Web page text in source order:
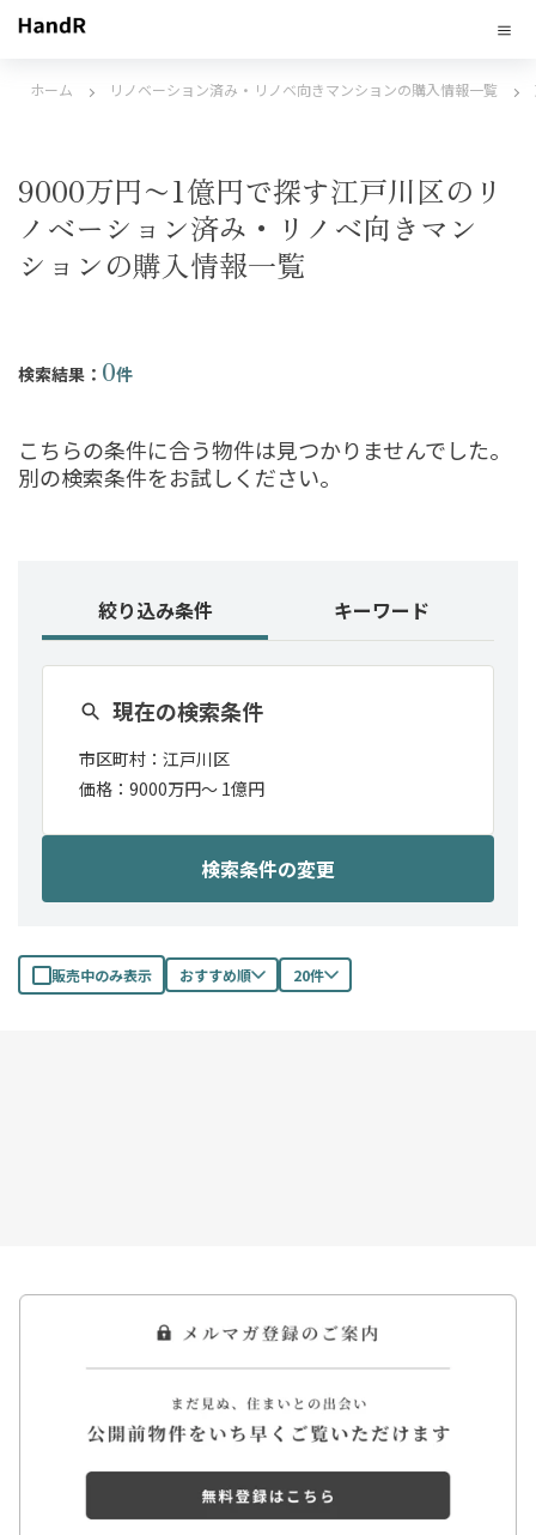
ホーム リノベーション済み・リノベ向きマンションの購入情報一覧
9000万円〜1億円で探す江戸川区のリ
ノベーション済み・リノベ向きマン
ションの購入情報一覧
検索結果： 0件
こちらの条件に合う物件は見つかりませんでした。
別の検索条件をお試しください。
絞り込み条件 キーワード
現在の検索条件
市区町村： 江戸川区
価格： 9000万円〜 1億円
検索条件の変更
販売中のみ表示 おすすめ順 20件